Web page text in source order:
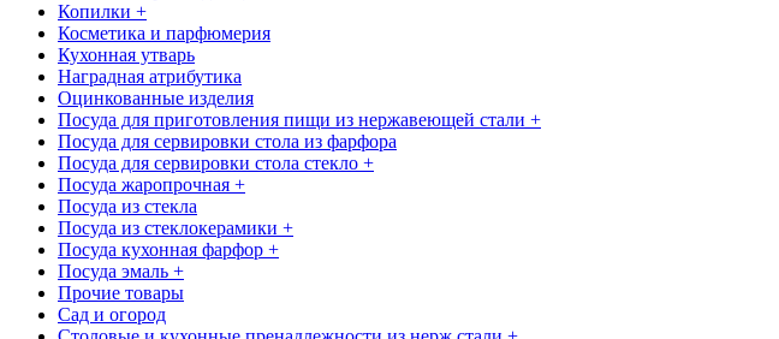
Копилки +
Косметика и парфюмерия
Кухонная утварь
Наградная атрибутика
Оцинкованные изделия
Посуда для приготовления пищи из нержавеющей стали +
Посуда для сервировки стола из фарфора
Посуда для сервировки стола стекло +
Посуда жаропрочная +
Посуда из стекла
Посуда из стеклокерамики +
Посуда кухонная фарфор +
Посуда эмаль +
Прочие товары
Сад и огород